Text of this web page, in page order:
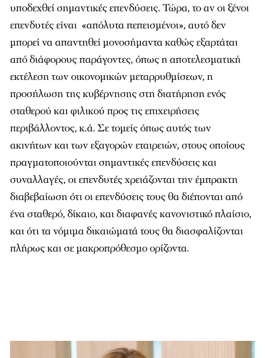
υποδεχθεί σημαντικές επενδύσεις. Τώρα, το αν οι ξένοι
επενδυτές είναι «απόλυτα πεπεισμένοι», αυτό δεν
μπορεί να απαντηθεί μονοσήμαντα καθώς εξαρτάται
από διάφορους παράγοντες, όπως η αποτελεσματική
εκτέλεση των οικονομικών μεταρρυθμίσεων, η
προσήλωση της κυβέρνησης στη διατήρηση ενός
σταθερού και φιλικού προς τις επιχειρήσεις
περιβάλλοντος, κ.ά. Σε τομείς όπως αυτός των
ακινήτων και των εξαγορών εταιρειών, στους οποίους
πραγματοποιούνται σημαντικές επενδύσεις και
συναλλαγές, οι επενδυτές χρειάζονται την έμπρακτη
διαβεβαίωση ότι οι επενδύσεις τους θα διέπονται από
ένα σταθερό, δίκαιο, και διαφανές κανονιστικό πλαίσιο,
και ότι τα νόμιμα δικαιώματά τους θα διασφαλίζονται
πλήρως και σε μακροπρόθεσμο ορίζοντα.